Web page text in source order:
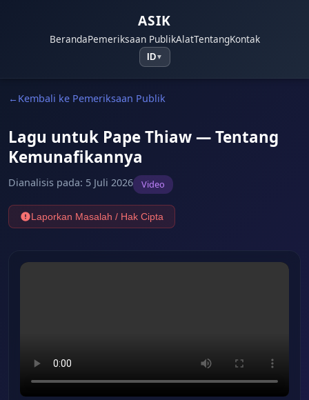
ASIK
BerandaPemeriksaan PublikAlatTentangKontak
ID▼
Kembali ke Pemeriksaan Publik
Lagu untuk Pape Thiaw — Tentang
Kemunafikannya
Dianalisis pada: 5 Juli 2026 Video
Laporkan Masalah / Hak Cipta